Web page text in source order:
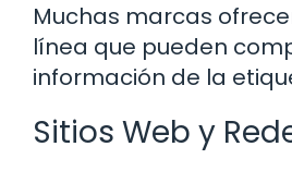
Muchas marcas
línea que pueden
información de la
Sitios Web y